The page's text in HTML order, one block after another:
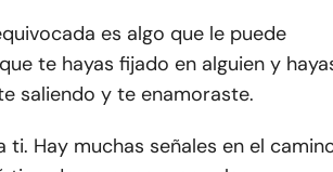
es algo que le puede
te hayas fijado en alguien y
saliendo y te enamoraste.
ti. Hay muchas señales en el